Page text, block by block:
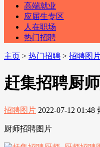
高端就业
应届生专区
人在职场
热门招聘
主页 > 热门招聘 > 招聘图
赶集招聘厨
招聘图片 2022-07-12 01:48
厨师招聘图片